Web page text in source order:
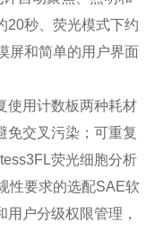
20秒、荧光模式下约
屏和简单的用户界面
使用计数板两种耗材
免交叉污染；可重复
荧光细胞分析
性要求的选配SAE软
户分级权限管理，